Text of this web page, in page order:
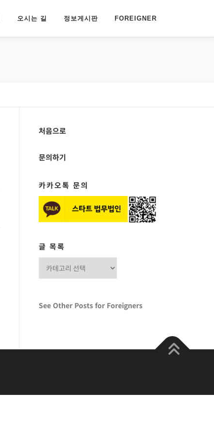
오시는 길 정보게시판 FOREIGNER
처음으로
문의하기
카카오톡 문의
글 목록
See Other Posts for Foreigners